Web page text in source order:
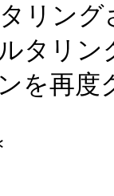
リン
タリ
を再度